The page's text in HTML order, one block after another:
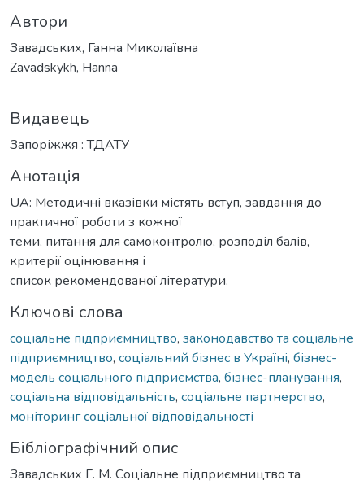
Автори
Завадських, Ганна Миколаївна
Zavadskykh, Hanna
Видавець
Запоріжжя : ТДАТУ
Анотація
UA: Методичні вказівки містять вступ, завдання до
практичної роботи з кожної
теми, питання для самоконтролю, розподіл балів,
критерії оцінювання і
список рекомендованої літератури.
Ключові слова
соціальне підприємництво, законодавство та соціальне
підприємництво, соціальний бізнес в Україні, бізнес-
модель соціального підприємства, бізнес-планування,
соціальна відповідальність, соціальне партнерство,
моніторинг соціальної відповідальності
Бібліографічний опис
Завадських Г. М. Соціальне підприємництво та